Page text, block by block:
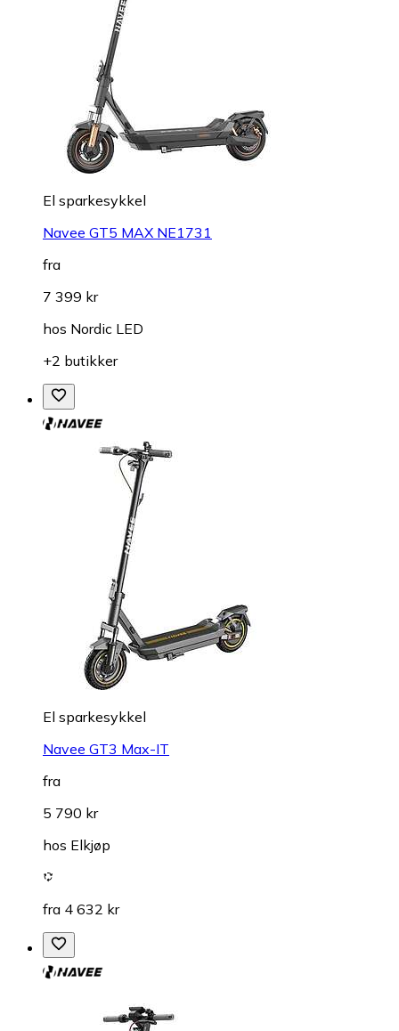
El sparkesykkel
Navee GT5 MAX NE1731
fra
7 399 kr
hos Nordic LED
+2 butikker
El sparkesykkel
Navee GT3 Max-IT
fra
5 790 kr
hos Elkjøp
fra 4 632 kr